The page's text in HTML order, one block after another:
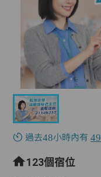
過去48小時內有49
123個宿位